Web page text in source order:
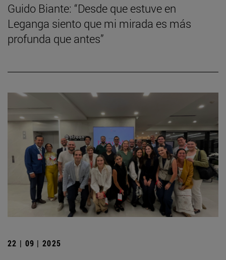
Guido Biante: “Desde que estuve en
Leganga siento que mi mirada es más
profunda que antes”
22 | 09 | 2025